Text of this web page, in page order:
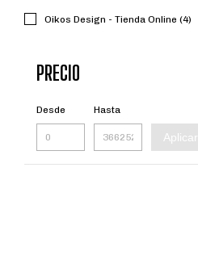
Oikos Design - Tienda Online (4)
PRECIO
Desde Hasta
Aplicar